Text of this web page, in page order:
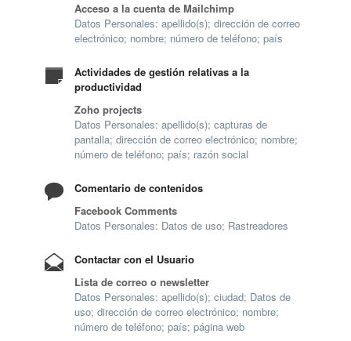
Acceso a la cuenta de Mailchimp
Datos Personales: apellido(s); dirección de correo
electrónico; nombre; número de teléfono; país
Actividades de gestión relativas a la
productividad
Zoho projects
Datos Personales: apellido(s); capturas de
pantalla; dirección de correo electrónico; nombre;
número de teléfono; país; razón social
Comentario de contenidos
Facebook Comments
Datos Personales: Datos de uso; Rastreadores
Contactar con el Usuario
Lista de correo o newsletter
Datos Personales: apellido(s); ciudad; Datos de
uso; dirección de correo electrónico; nombre;
número de teléfono; país; página web